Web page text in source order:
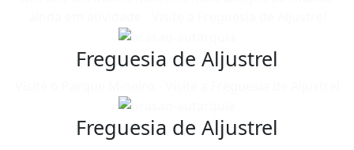
Freguesia de Aljustrel
Freguesia de Aljustrel